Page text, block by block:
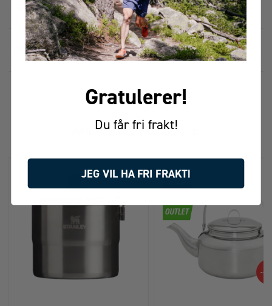
SPESIFIKASJONER 2
PRISHISTORIKK
FÅR VI FORESLÅ
ANDRE KJØPTE DETTE
-
Gratulerer!
Du får fri frakt!
JEG VIL HA FRI FRAKT!